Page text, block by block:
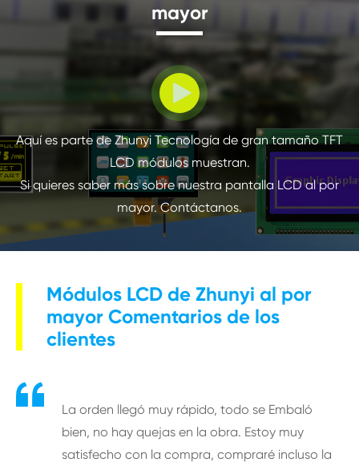
mayor

Aquí es parte de Zhunyi Tecnología de gran tamaño TFT
LCD módulos muestran.
Si quieres saber más sobre nuestra pantalla LCD al por
mayor. Contáctanos.
Módulos LCD de Zhunyi al por
mayor Comentarios de los
clientes

La orden llegó muy rápido, todo se Embaló
bien, no hay quejas en la obra. Estoy muy
satisfecho con la compra, compraré incluso la